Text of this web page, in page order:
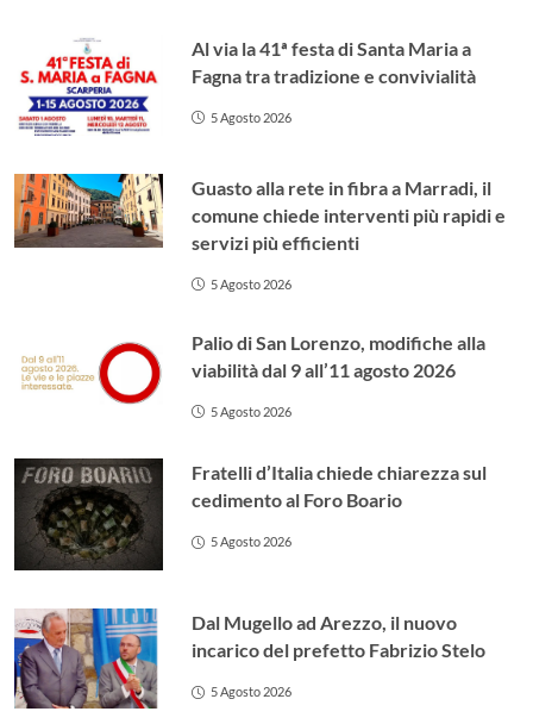
Al via la 41ª festa di Santa Maria a
Fagna tra tradizione e convivialità
5 Agosto 2026
Guasto alla rete in fibra a Marradi, il
comune chiede interventi più rapidi e
servizi più efficienti
5 Agosto 2026
Palio di San Lorenzo, modifiche alla
viabilità dal 9 all’11 agosto 2026
5 Agosto 2026
Fratelli d’Italia chiede chiarezza sul
cedimento al Foro Boario
5 Agosto 2026
Dal Mugello ad Arezzo, il nuovo
incarico del prefetto Fabrizio Stelo
5 Agosto 2026